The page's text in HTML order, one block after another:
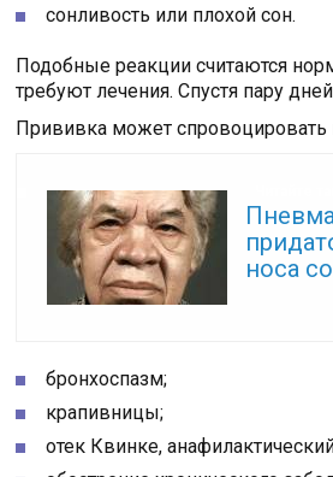
сонливость или плохой сон.
Подобные реакции считаются
требуют лечения. Спустя пару
Прививка может спровоцировать
носа
бронхоспазм;
крапивницы;
отек Квинке,